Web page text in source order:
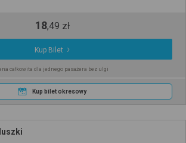
18,49 zł
Kup Bilet
całkowita dla jednego pasażera bez ulgi
Kup bilet okresowy